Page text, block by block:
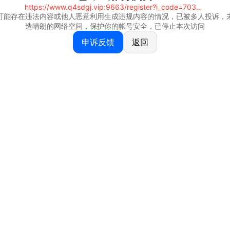
https://www.q4sdgj.vip:9663/register?i_code=70328081
能存在违法内容或他人恶意利用生成违规内容的情况，已被多人投诉，
造晴朗的网络空间，保护你的帐号安全，已停止本次访问
申诉反馈 返回